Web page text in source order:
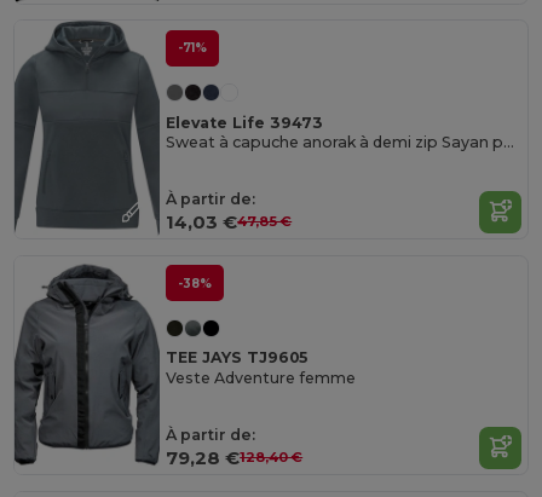
-71%
Elevate Life 39473
Sweat à capuche anorak à demi zip Sayan pour femme
À partir de:
14,03 €47,85 €
-38%
TEE JAYS TJ9605
Veste Adventure femme
À partir de:
79,28 €128,40 €